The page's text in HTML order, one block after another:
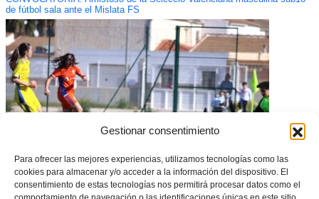
Gestionar consentimiento
Para ofrecer las mejores experiencias, utilizamos tecnologías como las
cookies para almacenar y/o acceder a la información del dispositivo. El
consentimiento de estas tecnologías nos permitirá procesar datos como el
de fútbol sala ante el Mislata FS
Empate agridulce – Selecció Valenciana Valenta sub15 Canarias (1-1)